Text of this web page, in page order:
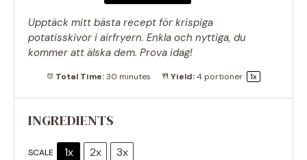
Upptäck mitt bästa recept för krispiga
potatisskivor i airfryern. Enkla och nyttiga, du
kommer att älska dem. Prova idag!
Total Time:30 minutes Yield:4portioner 1x
INGREDIENTS
SCALE 1x 2x 3x